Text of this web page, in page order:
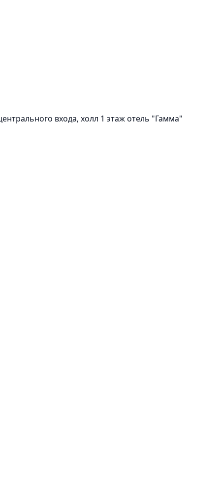
входа, холл 1 этаж отель "Гамма"